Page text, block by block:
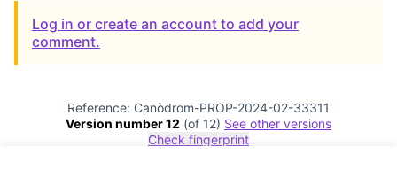
Log in or create an account to add your
comment.
Reference: Canòdrom-PROP-2024-02-33311
Version number 12 (of 12)
see other versions
Check fingerprint